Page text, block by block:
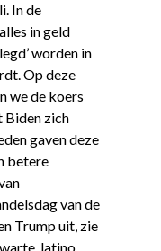
In de
in geld
worden in
Op deze
we de koers
Biden zich
gaven deze
betere
van de
Trump uit, zie
latino,